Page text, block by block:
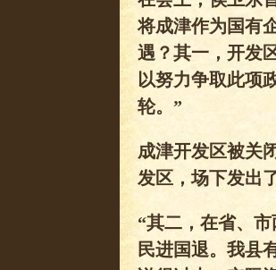
将成津作为国有
遇？其一，开发
以努力争取此项
轮。”
成津开发区被关
发区，场下发出
“其二，在省、
民进国退。我县